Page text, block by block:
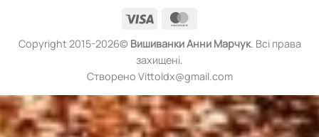
Visa
Copyright 2015-2026© ВишиванкиАнни Марчук. Всі права
захищені.
Створено Vittoldx@gmail.com